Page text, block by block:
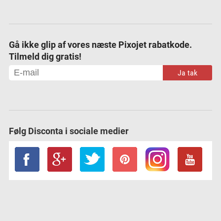
Gå ikke glip af vores næste Pixojet rabatkode.
Tilmeld dig gratis!
Ja tak
Følg Disconta i sociale medier